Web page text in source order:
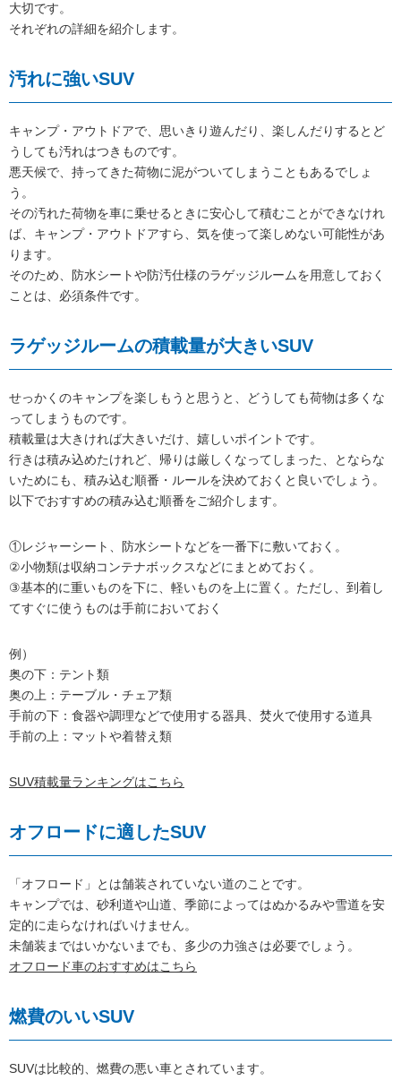
大切です。
それぞれの詳細を紹介します。
汚れに強いSUV
キャンプ・アウトドアで、思いきり遊んだり、楽しんだりするとど
うしても汚れはつきものです。
悪天候で、持ってきた荷物に泥がついてしまうこともあるでしょ
う。
その汚れた荷物を車に乗せるときに安心して積むことができなけれ
ば、キャンプ・アウトドアすら、気を使って楽しめない可能性があ
ります。
そのため、防水シートや防汚仕様のラゲッジルームを用意しておく
ことは、必須条件です。
ラゲッジルームの積載量が大きいSUV
せっかくのキャンプを楽しもうと思うと、どうしても荷物は多くな
ってしまうものです。
積載量は大きければ大きいだけ、嬉しいポイントです。
行きは積み込めたけれど、帰りは厳しくなってしまった、とならな
いためにも、積み込む順番・ルールを決めておくと良いでしょう。
以下でおすすめの積み込む順番をご紹介します。
①レジャーシート、防水シートなどを一番下に敷いておく。
②小物類は収納コンテナボックスなどにまとめておく。
③基本的に重いものを下に、軽いものを上に置く。ただし、到着し
てすぐに使うものは手前においておく
例）
奥の下：テント類
奥の上：テーブル・チェア類
手前の下：食器や調理などで使用する器具、焚火で使用する道具
手前の上：マットや着替え類
SUV積載量ランキングはこちら
オフロードに適したSUV
「オフロード」とは舗装されていない道のことです。
キャンプでは、砂利道や山道、季節によってはぬかるみや雪道を安
定的に走らなければいけません。
未舗装まではいかないまでも、多少の力強さは必要でしょう。
オフロード車のおすすめはこちら
燃費のいいSUV
SUVは比較的、燃費の悪い車とされています。